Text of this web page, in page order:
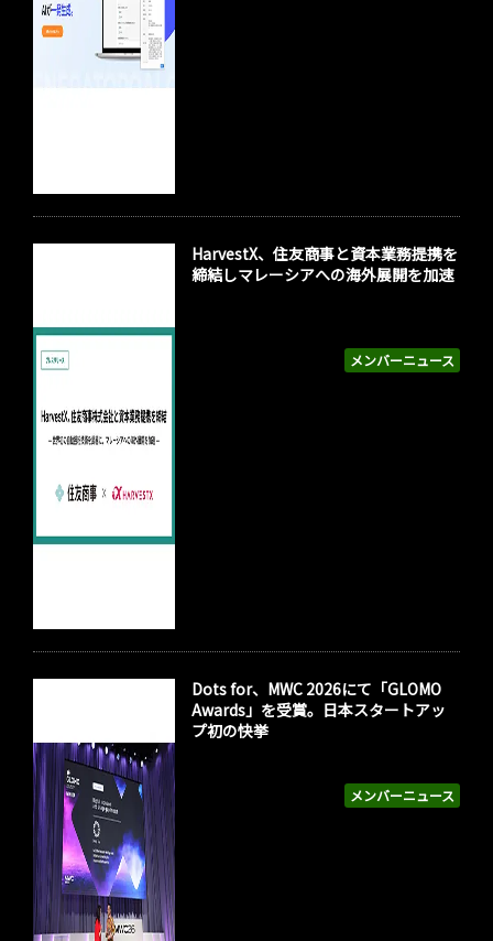
メンバーニュース
HarvestX、住友商事と資本業務提携を
締結しマレーシアへの海外展開を加速
メンバーニュース
Dots for、MWC 2026にて「GLOMO
Awards」を受賞。日本スタートアッ
プ初の快挙